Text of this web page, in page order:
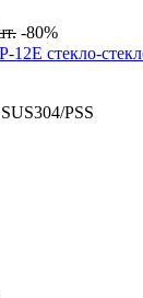
-80%
12E стекло-
PSS